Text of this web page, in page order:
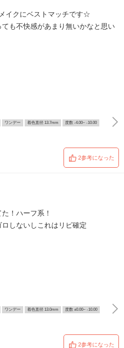
イクにベストマッチです☆
も不快感があまり無いかなと思い
ワンデー 着色直径 13.7mm 度数 -4.00~ -10.00
2参考になった
！ハーフ系！
しないしこれはリピ確定
ワンデー 着色直径 13.0mm 度数 ±0.00~ -10.00
2参考になった